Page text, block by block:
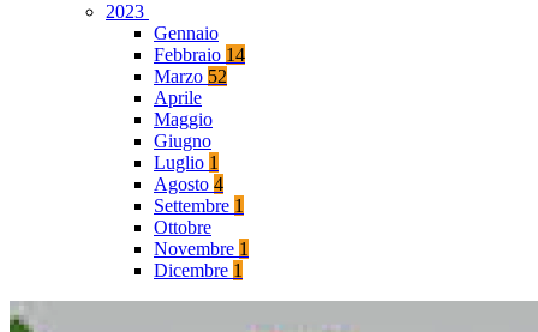
2023
Gennaio
Febbraio 14
Marzo 52
Aprile
Maggio
Giugno
Luglio 1
Agosto 4
Settembre 1
Ottobre
Novembre 1
Dicembre 1